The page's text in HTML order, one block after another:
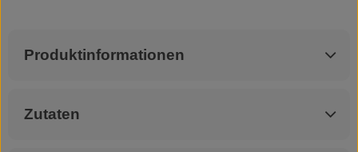
Produktinformationen
Zutaten